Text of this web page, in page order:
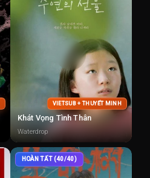
VIETSUB + THUYẾT MINH
Khát Vọng Tình Thân
Waterdrop
HOÀN TẤT (40/40)